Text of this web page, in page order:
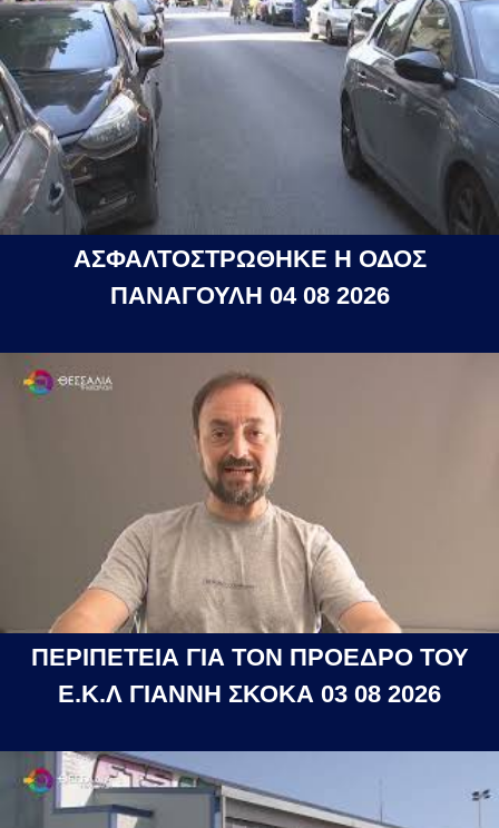
ΑΣΦΑΛΤΟΣΤΡΩΘΗΚΕ Η ΟΔΟΣ
ΠΑΝΑΓΟΥΛΗ 04 08 2026
ΠΕΡΙΠΕΤΕΙΑ ΓΙΑ ΤΟΝ ΠΡΟΕΔΡΟ ΤΟΥ
Ε.Κ.Λ ΓΙΑΝΝΗ ΣΚΟΚΑ 03 08 2026